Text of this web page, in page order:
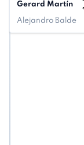
Gerard Martín
Alejandro Balde